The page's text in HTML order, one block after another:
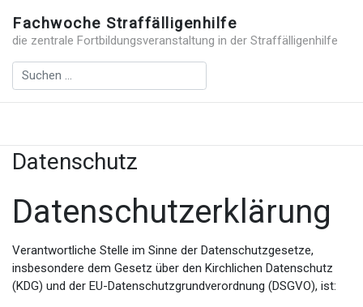
Fachwoche Straffälligenhilfe
die zentrale Fortbildungsveranstaltung in der Straffälligenhilfe
Datenschutz
Datenschutzerklärung
Verantwortliche Stelle im Sinne der Datenschutzgesetze,
insbesondere dem Gesetz über den Kirchlichen Datenschutz
(KDG) und der EU-Datenschutzgrundverordnung (DSGVO), ist: